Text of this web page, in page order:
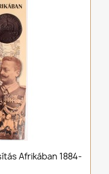
Afrikában 1884-